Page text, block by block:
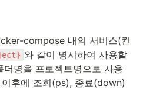
compose 내의 서비스(컨
와 같이 명시하여 사용할
명을 프로젝트명으로 사용
후에 조회(ps), 종료(down)